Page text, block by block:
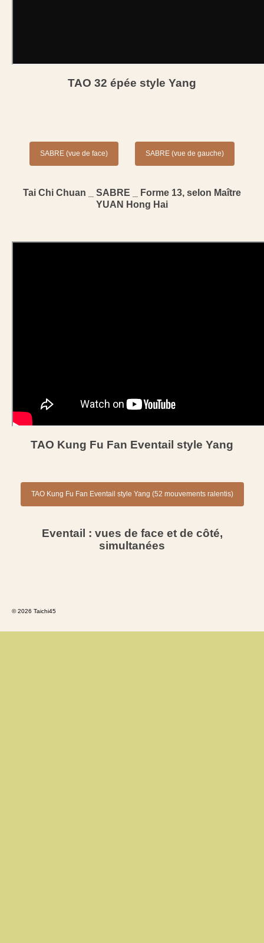
TAO 32 épée style Yang
SABRE (vue de face) SABRE (vue de gauche)
Tai Chi Chuan _ SABRE _ Forme 13, selon Maître
YUAN Hong Hai
TAO Kung Fu Fan Eventail style Yang
TAO Kung Fu Fan Eventail style Yang (52 mouvements ralentis)
Eventail : vues de face et de côté,
simultanées
© 2026 Taichi45